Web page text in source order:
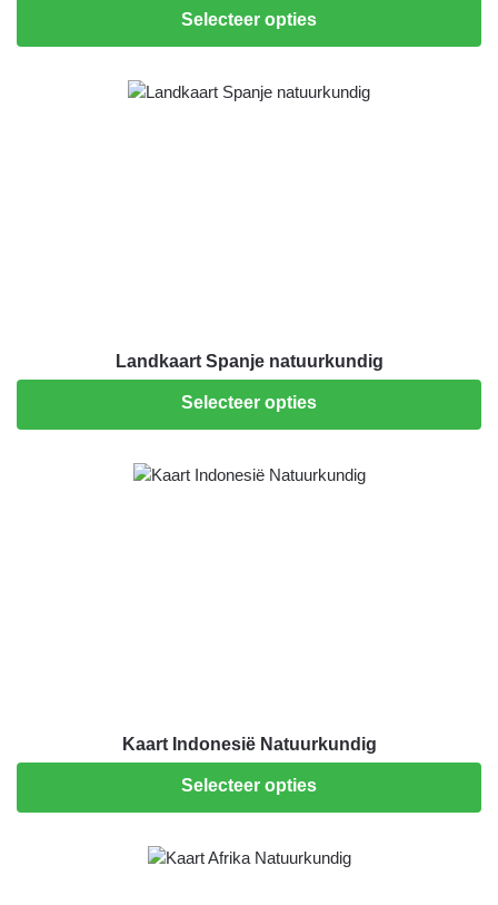
Selecteer opties
Landkaart Spanje natuurkundig
Selecteer opties
Kaart Indonesië Natuurkundig
Selecteer opties